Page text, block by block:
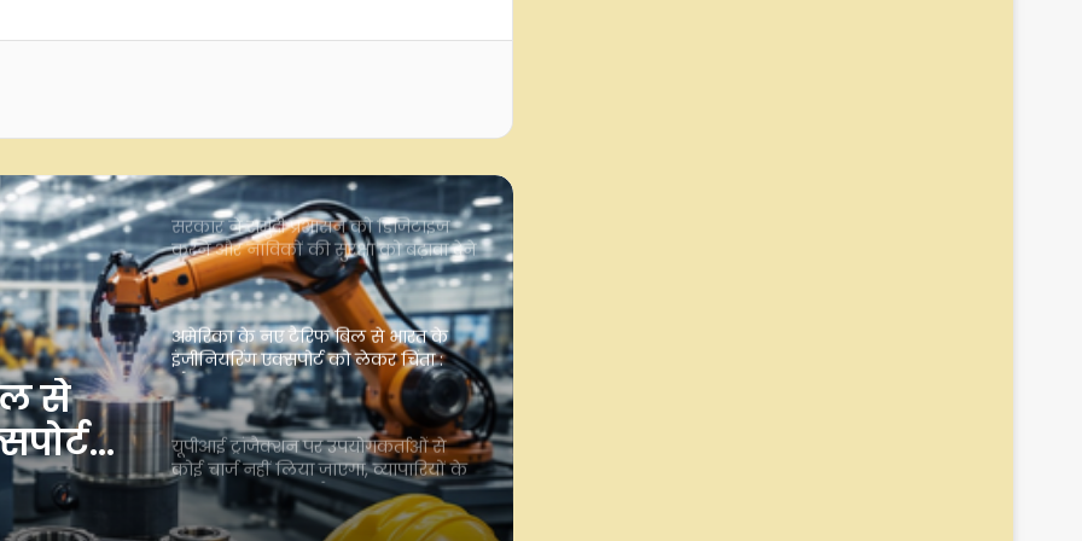
नहीं
के लिए
करने और नाविकों की सुरक्षा को बढ़ावा देने
अमेरिका के नए टैरिफ बिल से भारत के
इंजीनियरिंग एक्सपोर्ट को लेकर चिंता :
औद्योगिक संगठन
यूपीआई ट्रांजैक्शन पर उपयोगकर्ताओं से
कोई चार्ज नहीं लिया जाएगा, व्यापारियों के
लिए भी अधिकांश ट्रांजैक्शन रहेंगे मुफ्त:
सरकार
एससीआई ने 8,000 टीईयू क्षमता वाले 6 बड़े
कंटेनर जहाजों के निर्माण के लिए जारी
किया 720 मिलियन डॉलर का वैश्विक टेंडर